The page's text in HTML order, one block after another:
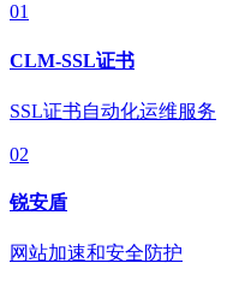
01
CLM-SSL证书
SSL证书自动化运维服务
02
锐安盾
网站加速和安全防护